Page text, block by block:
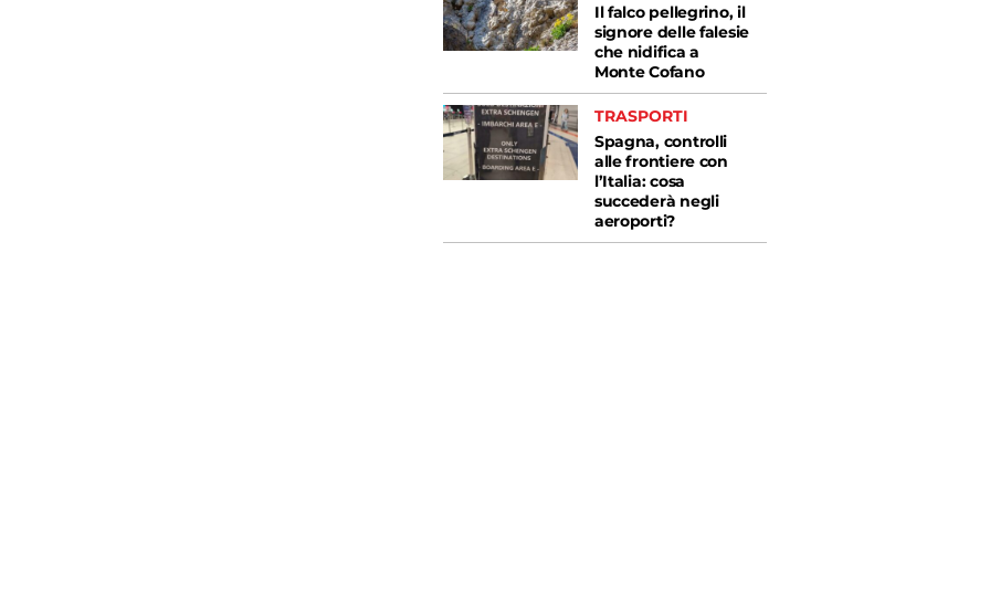
Il falco pellegrino, il
signore delle falesie
che nidifica a
Monte Cofano
TRASPORTI
Spagna, controlli
alle frontiere con
l’Italia: cosa
succederà negli
aeroporti?